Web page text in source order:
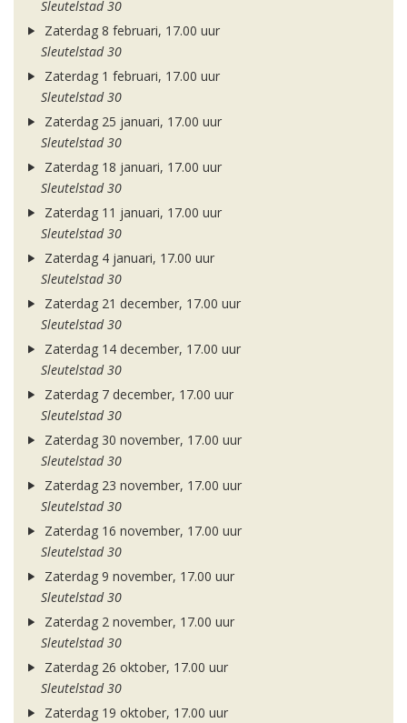
Sleutelstad 30
Zaterdag 8 februari, 17.00 uur
Sleutelstad 30
Zaterdag 1 februari, 17.00 uur
Sleutelstad 30
Zaterdag 25 januari, 17.00 uur
Sleutelstad 30
Zaterdag 18 januari, 17.00 uur
Sleutelstad 30
Zaterdag 11 januari, 17.00 uur
Sleutelstad 30
Zaterdag 4 januari, 17.00 uur
Sleutelstad 30
Zaterdag 21 december, 17.00 uur
Sleutelstad 30
Zaterdag 14 december, 17.00 uur
Sleutelstad 30
Zaterdag 7 december, 17.00 uur
Sleutelstad 30
Zaterdag 30 november, 17.00 uur
Sleutelstad 30
Zaterdag 23 november, 17.00 uur
Sleutelstad 30
Zaterdag 16 november, 17.00 uur
Sleutelstad 30
Zaterdag 9 november, 17.00 uur
Sleutelstad 30
Zaterdag 2 november, 17.00 uur
Sleutelstad 30
Zaterdag 26 oktober, 17.00 uur
Sleutelstad 30
Zaterdag 19 oktober, 17.00 uur